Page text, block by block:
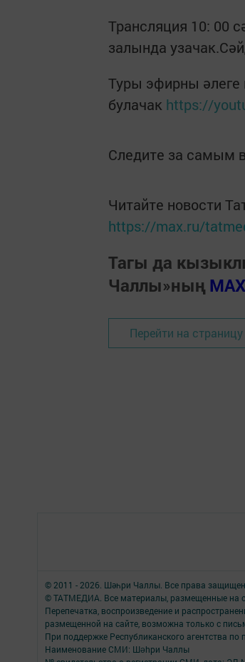
Трансляция 10: 00
залында
Туры эфирны әлеге
булачак https://
Следите за самым
Читайте новости
https://max.ru/
Тагы да
Чаллы»ның
Перейти на
© 2011 - 2026. Шәһри Чаллы. Все права
© ТАТМЕДИА. Все материалы, размещенные на
Перепечатка, воспроизведение и
размещенной на сайте, возможна только с
При поддержке Республиканского агентства
Наименование СМИ: Шəhри Чаллы